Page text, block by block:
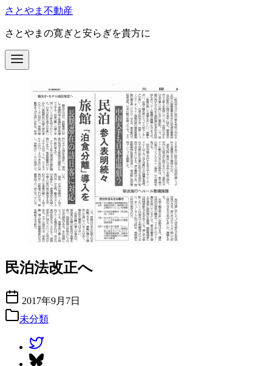
コ
テ
ン
ツ
さとやま不動産
さとやまの寛ぎと安らぎを貴方に
民泊法改正へ
2017年9月7日
未分類